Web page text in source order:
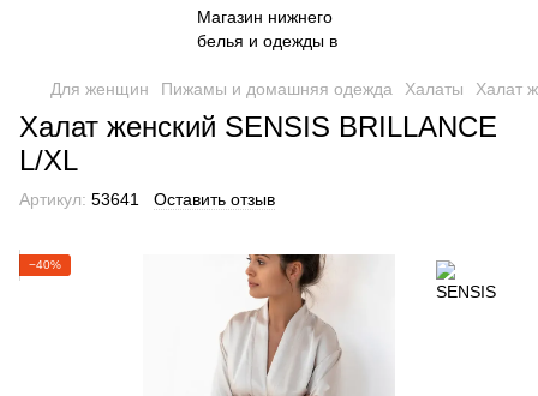
Для женщин Пижамы и домашняя одежда Халаты Халат
Халат женский SENSIS BRILLANCE
L/XL
Артикул: 53641 Оставить отзыв
−40%